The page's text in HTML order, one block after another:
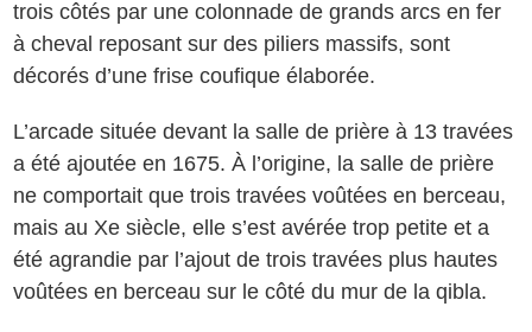
trois côtés par une colonnade de grands arcs en fer
à cheval reposant sur des piliers massifs, sont
décorés d’une frise coufique élaborée.
L’arcade située devant la salle de prière à 13 travées
a été ajoutée en 1675. À l’origine, la salle de prière
ne comportait que trois travées voûtées en berceau,
mais au Xe siècle, elle s’est avérée trop petite et a
été agrandie par l’ajout de trois travées plus hautes
voûtées en berceau sur le côté du mur de la qibla.